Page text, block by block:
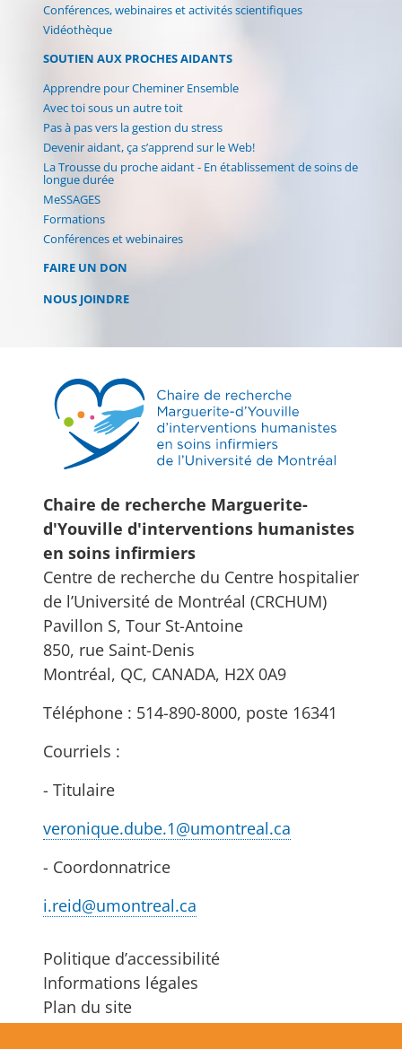
Conférences, webinaires et activités scientifiques
Vidéothèque
SOUTIEN AUX PROCHES AIDANTS
Apprendre pour Cheminer Ensemble
Avec toi sous un autre toit
Pas à pas vers la gestion du stress
Devenir aidant, ça s’apprend sur le Web!
La Trousse du proche aidant - En établissement de soins de
longue durée
MeSSAGES
Formations
Conférences et webinaires
FAIRE UN DON
NOUS JOINDRE
Chaire de recherche Marguerite-
d'Youville d'interventions humanistes
en soins infirmiers
Centre de recherche du Centre hospitalier
de l’Université de Montréal (CRCHUM)
Pavillon S, Tour St-Antoine
850, rue Saint-Denis
Montréal, QC, CANADA, H2X 0A9
Téléphone : 514-890-8000, poste 16341
Courriels :
- Titulaire
veronique.dube.1@umontreal.ca
- Coordonnatrice
i.reid@umontreal.ca
Politique d’accessibilité
Informations légales
Plan du site
S'abonner à l’infolettre